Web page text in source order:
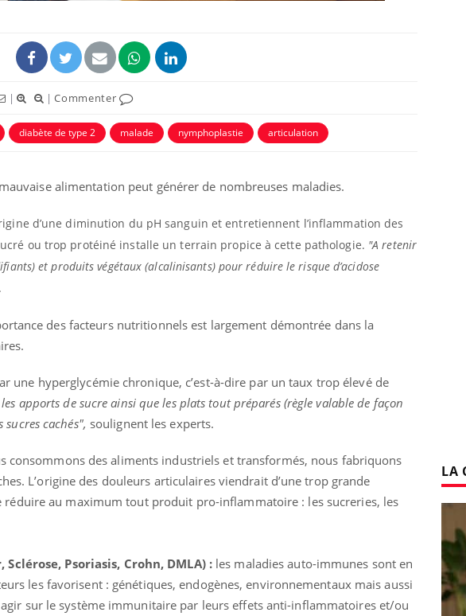
| |Commenter
diabète de type 2 malade nymphoplastie articulation
alimentation peut générer de nombreuses maladies.
d’une diminution du pH sanguin et entretiennent l’inflammation des
ou trop protéiné installe un terrain propice à cette pathologie. "A retenir
et produits végétaux (alcalinisants) pour réduire le risque d’acidose
des facteurs nutritionnels est largement démontrée dans la
une hyperglycémie chronique, c’est-à-dire par un taux trop élevé de
apports de sucre ainsi que les plats tout préparés (règle valable de façon
cachés", soulignent les experts.
consommons des aliments industriels et transformés, nous fabriquons
L’origine des douleurs articulaires viendrait d’une trop grande
réduire au maximum tout produit pro-inflammatoire : les sucreries, les
Psoriasis, Crohn, DMLA) : les maladies auto-immunes sont en
les favorisent : génétiques, endogènes, environnementaux mais aussi
sur le système immunitaire par leurs effets anti-inflammatoires et/ou
LA